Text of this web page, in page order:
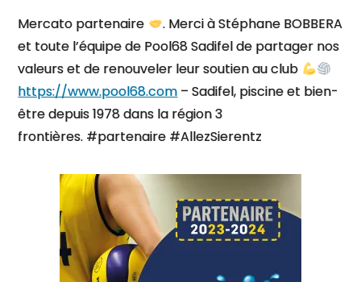
Mercato partenaire
. Merci à Stéphane BOBBERA
et toute l’équipe de Pool68 Sadifel de partager nos
valeurs et de renouveler leur soutien au club
https://www.pool68.com – Sadifel, piscine et bien-
être depuis 1978 dans la région 3
frontières. #partenaire #AllezSierentz